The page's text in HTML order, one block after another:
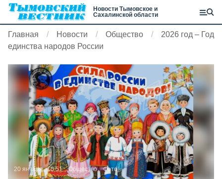
Новости Тымовское и
Сахалинской области
Главная Новости Общество
2026 год – Год
единства народов России
20 января , 10:51 Общество Фото: